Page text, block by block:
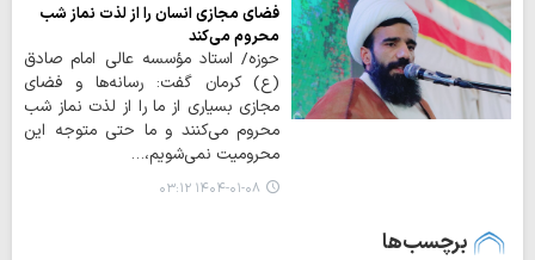
فضای مجازی انسان را از لذت نماز شب
محروم می‌کند
حوزه/ استاد مؤسسه عالی امام صادق
(ع) کرمان گفت: رسانه‌ها و فضای
مجازی بسیاری از ما را از لذت نماز شب
محروم می‌کنند و ما حتی متوجه این
محرومیت نمی‌شویم،…
۱۴۰۴-۰۱-۰۸ ۰۳:۱۲
برچسب‌ها